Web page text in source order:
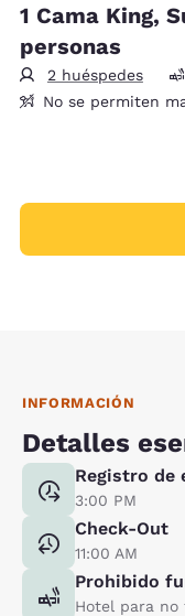
1 Cama King,
personas
2 huéspedes
No se permiten
INFORMACIÓN
Detalles
Registro de
3:00 PM
Check-Out
11:00 AM
Prohibido
Hotel para no